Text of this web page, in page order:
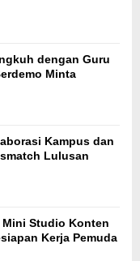
dengan Guru
Minta
Kampus dan
Lulusan
Mini Studio Konten
Kerja Pemuda